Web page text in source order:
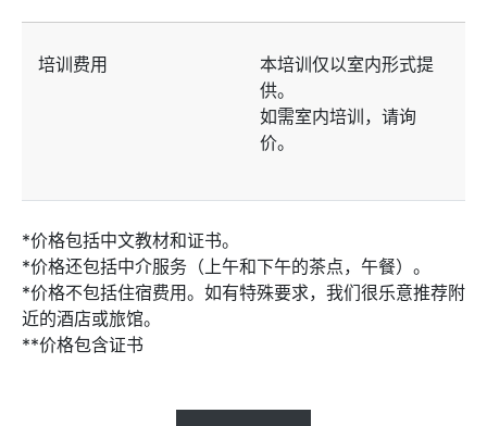
培训费用
本培训仅以室内形式提
供。
如需室内培训，请询
价。
*价格包括中文教材和证书。
*价格还包括中介服务（上午和下午的茶点，午餐）。
*价格不包括住宿费用。如有特殊要求，我们很乐意推荐附
近的酒店或旅馆。
**价格包含证书